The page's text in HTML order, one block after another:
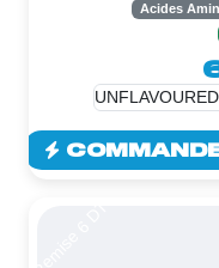
Acides